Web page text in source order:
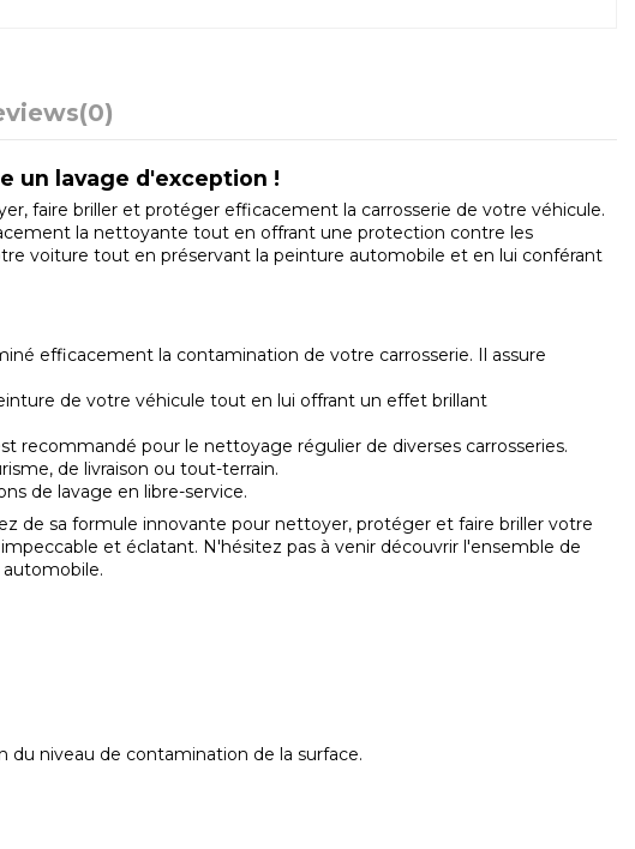
(0)
un lavage d'exception !
faire briller et protéger efficacement la carrosserie de votre véhicule.
la nettoyante tout en offrant une protection contre les
voiture tout en préservant la peinture automobile et en lui conférant
efficacement la contamination de votre carrosserie. Il assure
de votre véhicule tout en lui offrant un effet brillant
recommandé pour le nettoyage régulier de diverses carrosseries.
de livraison ou tout-terrain.
de lavage en libre-service.
de sa formule innovante pour nettoyer, protéger et faire briller votre
et éclatant. N'hésitez pas à venir découvrir l'ensemble de
.
du niveau de contamination de la surface.